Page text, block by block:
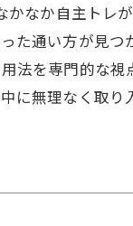
なか自主トレ
た通い方が見
法を専門的な
に無理なく取